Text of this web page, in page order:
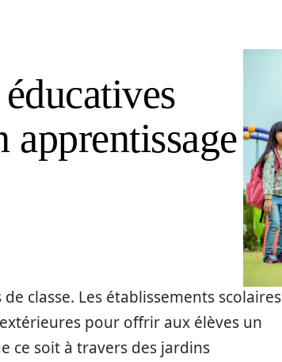
apprentissage
classe. Les établissements scolaires
pour offrir aux élèves un
ce soit à travers des jardins